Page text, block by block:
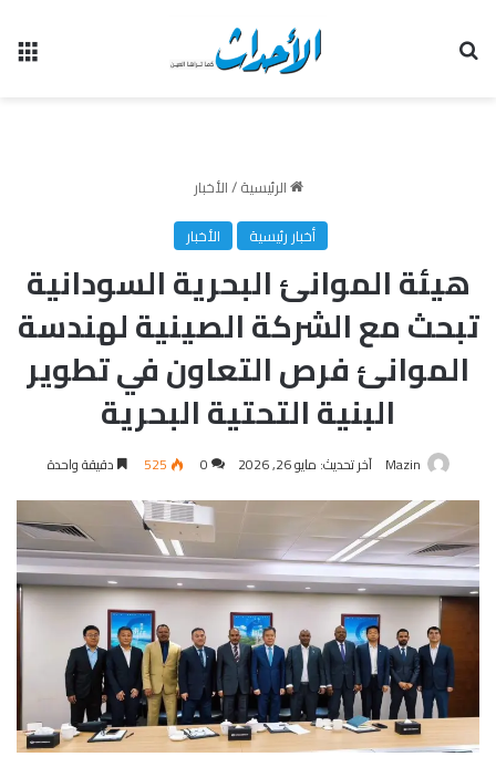
الرئيسية/الأخبار
أخبار رئيسية
الأخبار
هيئة الموانئ البحرية السودانية
تبحث مع الشركة الصينية لهندسة
الموانئ فرص التعاون في تطوير
البنية التحتية البحرية
Mazin آخر تحديث: مايو 26, 2026 0
525 دقيقة واحدة